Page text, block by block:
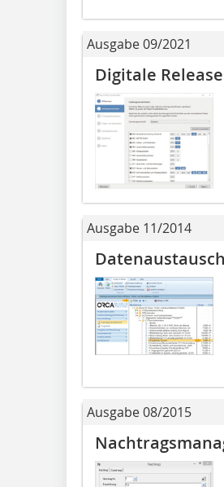
Ausgabe 09/2021
Digitale
Ausgabe 11/2014
Ausgabe 08/2015